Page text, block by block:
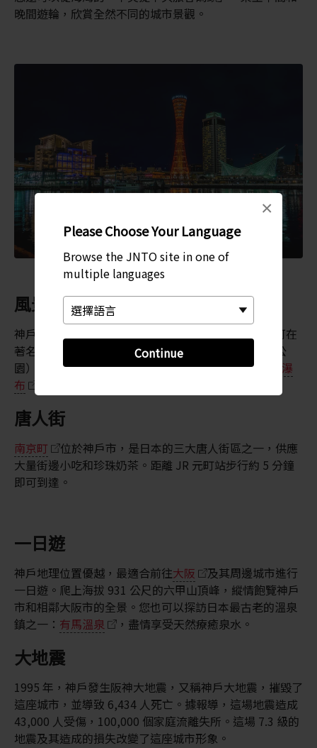
Please Choose Your Language
Browse the JNTO site in one of
multiple languages
Continue
×
晚間遊輪，欣賞全然不同的城市景觀。
風景優美的步道和海濱公園
神戶還有很多風景優美的公園和熱門的海濱景點。您可在
著名的
（一座位於城市中心的日式傳統景觀公
園）逛逛，也可以從新神戶站步行 40 分鐘，經過
布引瀑
布
唐人街
南京町
位於神戶市，是日本的三大唐人街區之一，供應
大量街邊小吃和珍珠奶茶。距離 JR 元町站步行約 5 分鐘
即可到達。
一日遊
神戶地理位置優越，最適合前往大阪
及其周邊城市進行
一日遊。爬上海拔 931 公尺的六甲山頂峰，縱情飽覽神戶
市和相鄰大阪市的全景。您也可以探訪日本最古老的溫泉
鎮之一： 有馬溫泉 ，盡情享受天然療癒泉水。
大地震
1995 年，神戶發生阪神大地震，又稱神戶大地震，摧毀了
這座城市，並導致 6,434 人死亡。據報導，這場地震造成
43,000 人受傷，100,000 個家庭流離失所。這場 7.3 級的
地震及其造成的損失改變了這座城市形象。